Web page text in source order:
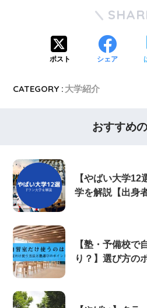
ポスト シェア
CATEGORY : 大学紹介
おすすめ
【やばい大学
学を解説【出身
【塾・予備校で
り？】選び方の